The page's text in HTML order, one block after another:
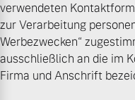
verwendeten
zur Verarbeitung
Werbezwecken“
ausschließlich an die im
Firma und Anschrift